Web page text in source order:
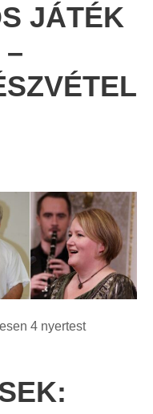
JÁTÉK
4 nyertest